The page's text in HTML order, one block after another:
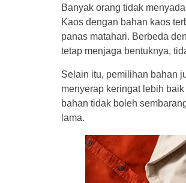
Banyak orang tidak
Kaos dengan bahan kaos
panas matahari. Berbeda
tetap menjaga bentuknya,
Selain itu, pemilihan bahan
menyerap keringat lebih
bahan tidak boleh
lama.